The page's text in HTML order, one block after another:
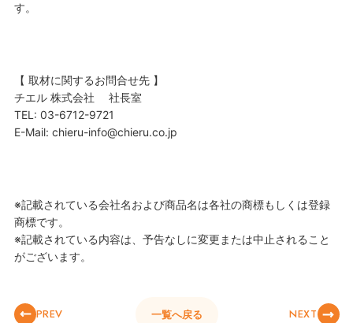
す。
【 取材に関するお問合せ先 】
チエル 株式会社 社長室
TEL: 03-6712-9721
E-Mail: chieru-info@chieru.co.jp
※記載されている会社名および商品名は各社の商標もしくは登録
商標です。
※記載されている内容は、予告なしに変更または中止されること
がございます。
PREV 一覧へ戻る NEXT